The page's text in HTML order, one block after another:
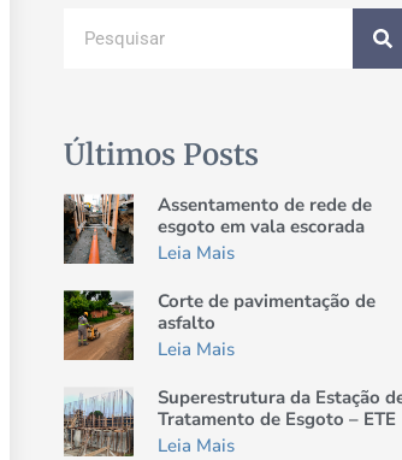
Últimos Posts
Assentamento de rede de
esgoto em vala escorada
Leia Mais
Corte de pavimentação de
asfalto
Leia Mais
Superestrutura da Estação
Tratamento de Esgoto – ETE
Leia Mais